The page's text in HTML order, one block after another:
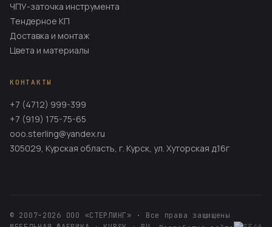
ЧПУ-заточка инструмента
Тендерное КП
Доставка и монтаж
Цвета и материалы
КОНТАКТЫ
+7 (4712) 999-399
+7 (919) 175-75-65
ooo.sterling@yandex.ru
305029, Курская область, г. Курск, ул. Хуторская д.16г
© 2007–2026 ООО «СТЕРЛИНГ» · Все права защищены